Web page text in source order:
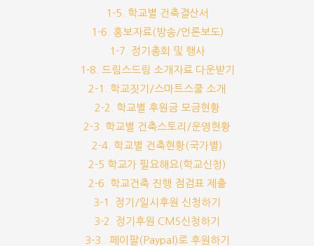
1-5. 학교별 건축결산서
1-6. 홍보자료(방송/언론보도)
1-7. 정기총회 및 행사
1-8. 드림스드림 소개자료 다운받기
2-1. 학교짓기/스마트스쿨 소개
2-2. 학교별 후원금 모금현황
2-3. 학교별 건축스토리/운영현황
2-4. 학교별 건축현황(국가별)
2-5 학교가 필요해요(학교신청)
2-6. 학교건축 진행 점검표 제출
3-1. 정기/일시후원 신청하기
3-2. 정기후원 CMS신청하기
3-3.. 페이팔(Paypal)로 후원하기